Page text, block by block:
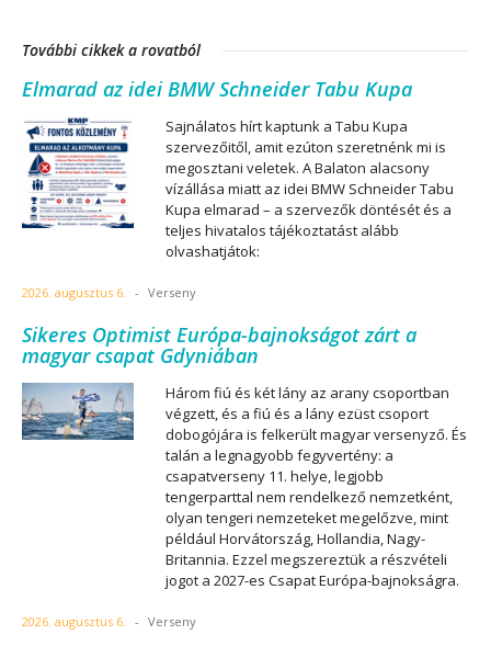
További cikkek a rovatból
Elmarad az idei BMW Schneider Tabu Kupa
Sajnálatos hírt kaptunk a Tabu Kupa
szervezőitől, amit ezúton szeretnénk mi is
megosztani veletek. A Balaton alacsony
vízállása miatt az idei BMW Schneider Tabu
Kupa elmarad – a szervezők döntését és a
teljes hivatalos tájékoztatást alább
olvashatjátok:
2026. augusztus 6. - Verseny
Sikeres Optimist Európa-bajnokságot zárt a
magyar csapat Gdyniában
Három fiú és két lány az arany csoportban
végzett, és a fiú és a lány ezüst csoport
dobogójára is felkerült magyar versenyző. És
talán a legnagyobb fegyvertény: a
csapatverseny 11. helye, legjobb
tengerparttal nem rendelkező nemzetként,
olyan tengeri nemzeteket megelőzve, mint
például Horvátország, Hollandia, Nagy-
Britannia. Ezzel megszereztük a részvételi
jogot a 2027-es Csapat Európa-bajnokságra.
2026. augusztus 6. - Verseny